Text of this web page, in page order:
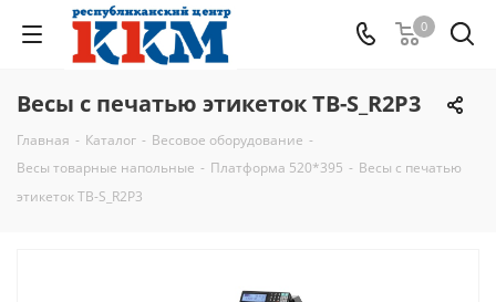
0
Весы с печатью этикеток ТВ-S_R2P3
Главная - Каталог - Весовое оборудование -
Весы товарные напольные - Платформа 520*395 - Весы с печатью
этикеток ТВ-S_R2P3